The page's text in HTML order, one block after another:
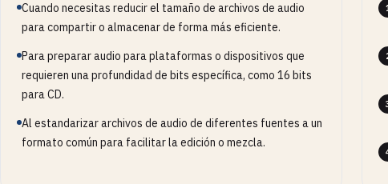
Cuando necesitas reducir el tamaño de archivos de audio
para compartir o almacenar de forma más eficiente.
Para preparar audio para plataformas o dispositivos que
requieren una profundidad de bits específica, como 16 bits
para CD.
Al estandarizar archivos de audio de diferentes fuentes a un
formato común para facilitar la edición o mezcla.